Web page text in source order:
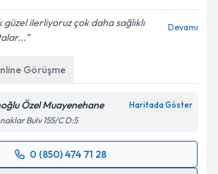
güzel ilerliyoruz çok daha sağlıklı
Devamı
Görüşme
Özel Muayenehane Haritada Göster
Bulv 155/C D:5
0 (850) 474 71 28
Takvimi Talebi